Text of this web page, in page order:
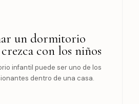
un dormitorio
con los niños
infantil puede ser uno de los
dentro de una casa.